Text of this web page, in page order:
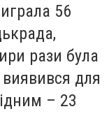
56
рази була
виявився для
– 23